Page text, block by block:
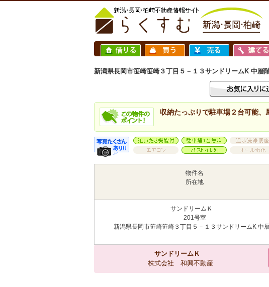
新潟県長岡市笹崎笹崎３丁目５－１３サンドリームK 中
収納たっぷりで駐車場２台可能、
物件名
所在地
サンドリームＫ
201号室
新潟県長岡市笹崎笹崎３丁目５－１３サンドリームK 中
サンドリームＫ
株式会社 和興不動産